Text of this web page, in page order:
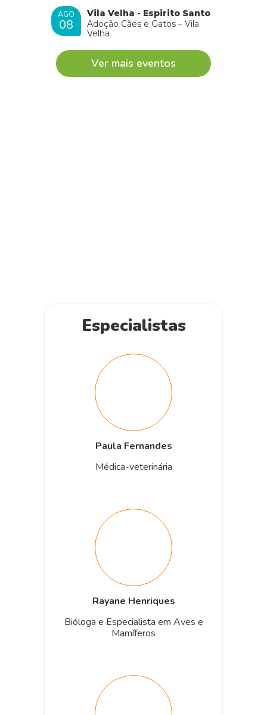
AGO
08
Vila Velha - Espirito Santo
Adoção Cães e Gatos – Vila
Velha
Ver mais eventos
Especialistas
Paula Fernandes
Médica-veterinária
Rayane Henriques
Bióloga e Especialista em Aves e
Mamíferos